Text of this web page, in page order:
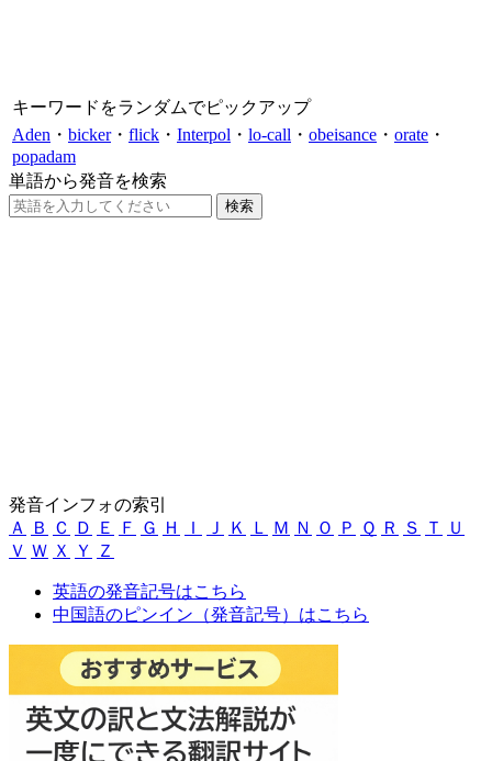
キーワードをランダムでピックアップ
Aden ・ bicker・ flick ・ Interpol ・ lo-call ・ obeisance ・ orate ・
popadam
単語から発音を検索
発音インフォの索引
Ａ
Ｂ Ｃ Ｄ Ｅ Ｆ Ｇ Ｈ Ｉ Ｊ Ｋ Ｌ Ｍ Ｎ Ｏ Ｐ Ｑ Ｒ Ｓ Ｔ
Ｕ
Ｖ Ｗ Ｘ Ｙ Ｚ
英語の発音記号はこちら
中国語のピンイン（発音記号）はこちら